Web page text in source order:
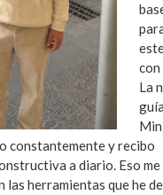
con
La
constantemente y recibo
a diario. Eso
las herramientas que he